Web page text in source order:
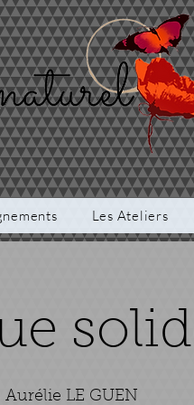
Les Ateliers
Aurélie LE GUEN